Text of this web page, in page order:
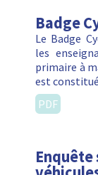
Badge
Le Badge
les
primaire à
est
PDF
Enquête